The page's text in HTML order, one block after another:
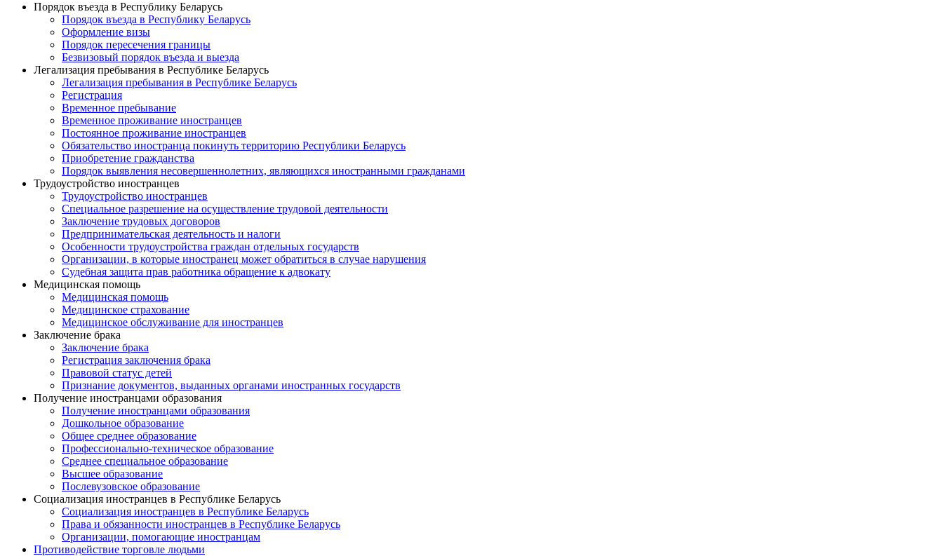
Порядок въезда в Республику Беларусь
Порядок въезда в Республику Беларусь
Оформление визы
Порядок пересечения границы
Безвизовый порядок въезда и выезда
Легализация пребывания в Республике Беларусь
Легализация пребывания в Республике Беларусь
Регистрация
Временное пребывание
Временное проживание иностранцев
Постоянное проживание иностранцев
Обязательство иностранца покинуть территорию Республики Беларусь
Приобретение гражданства
Порядок выявления несовершеннолетних, являющихся иностранными гражданами
Трудоустройство иностранцев
Трудоустройство иностранцев
Специальное разрешение на осуществление трудовой деятельности
Заключение трудовых договоров
Предпринимательская деятельность и налоги
Особенности трудоустройства граждан отдельных государств
Организации, в которые иностранец может обратиться в случае нарушения
Судебная защита прав работника обращение к адвокату
Медицинская помощь
Медицинская помощь
Медицинское страхование
Медицинское обслуживание для иностранцев
Заключение брака
Заключение брака
Регистрация заключения брака
Правовой статус детей
Признание документов, выданных органами иностранных государств
Получение иностранцами образования
Получение иностранцами образования
Дошкольное образование
Общее среднее образование
Профессионально-техническое образование
Среднее специальное образование
Высшее образование
Послевузовское образование
Социализация иностранцев в Республике Беларусь
Социализация иностранцев в Республике Беларусь
Права и обязанности иностранцев в Республике Беларусь
Oрганизации, помогающие иностранцам
Противодействие торговле людьми